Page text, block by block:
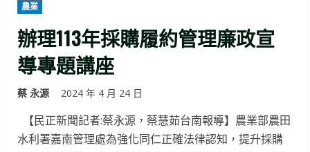
農業
辦理113年採購履約管理廉政宣
導專題講座
蔡 永源 2024 年 4 月 24 日
【民正新聞記者:蔡永源，蔡慧茹台南報導】農業部農田
水利署嘉南管理處為強化同仁正確法律認知，提升採購